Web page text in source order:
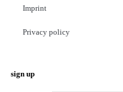
Imprint
Privacy policy
sign up